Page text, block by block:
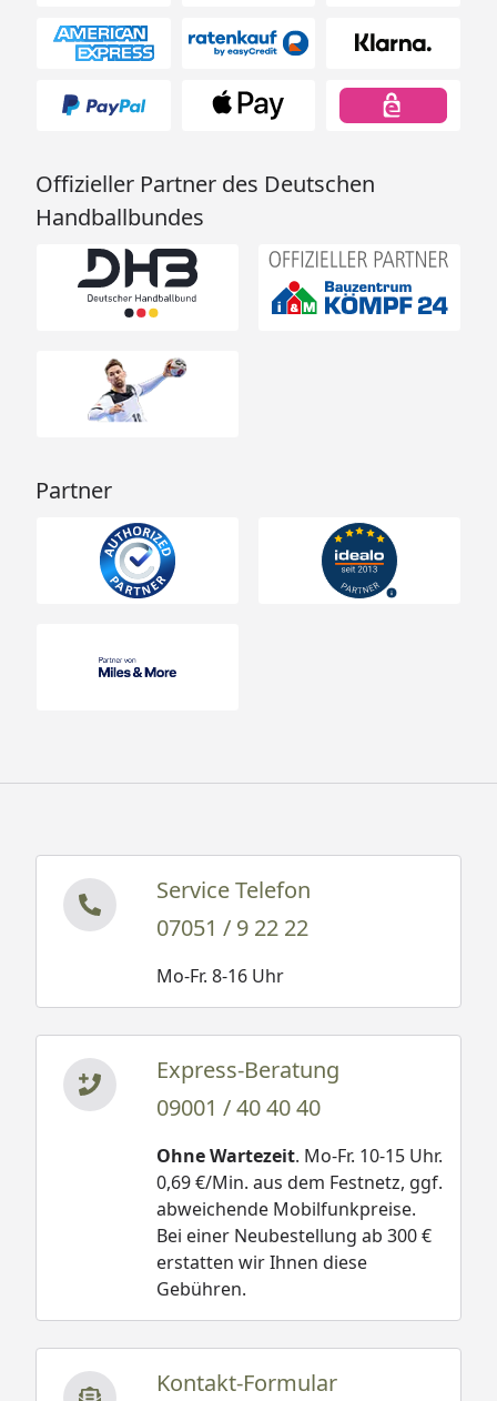
Offizieller Partner des Deutschen
Handballbundes
Partner
Service Telefon
07051 / 9 22 22
Mo-Fr. 8-16 Uhr
Express-Beratung
09001 / 40 40 40
Ohne Wartezeit. Mo-Fr. 10-15 Uhr.
0,69 €/Min. aus dem Festnetz, ggf.
abweichende Mobilfunkpreise.
Bei einer Neubestellung ab 300 €
erstatten wir Ihnen diese
Gebühren.
Kontakt-Formular